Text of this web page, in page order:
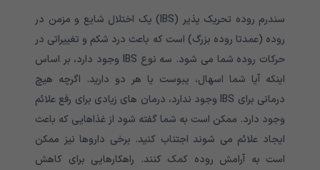
سندرم روده تحریک پذیر (IBS) یک اختلال شایع و مزمن در
روده (عمدتا روده بزرگ) است که باعث درد شکم و تغییراتی در
حرکات روده شما می شود. سه نوع IBS وجود دارد، بر اساس
اینکه آیا شما اسهال، یبوست یا هر دو دارید. اگرچه هیچ
درمانی برای IBS وجود ندارد، درمان های زیادی برای رفع علائم
وجود دارد. ممکن است به شما گفته شود از غذاهایی که باعث
ایجاد علائم می شوند اجتناب کنید. برخی داروها نیز ممکن
است به آرامش روده کمک کنند. راهکارهایی برای کاهش